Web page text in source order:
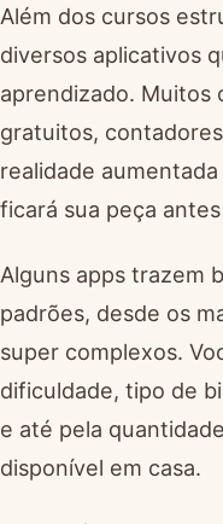
Além dos cursos
diversos aplicativos
aprendizado. Muitos
gratuitos,
realidade
ficará sua peça
Alguns apps trazem
padrões, desde os
super complexos.
dificuldade, tipo de
e até pela
disponível em casa.